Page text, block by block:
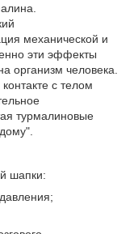
механической и
эти эффекты
организм человека.
с телом
турмалиновые
шапки: